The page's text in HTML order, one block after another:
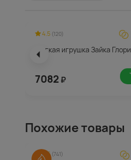
4.5 (120)
Мягкая игрушка Зайка Глори
7082 ₽
Похожие товары
4.6(741)